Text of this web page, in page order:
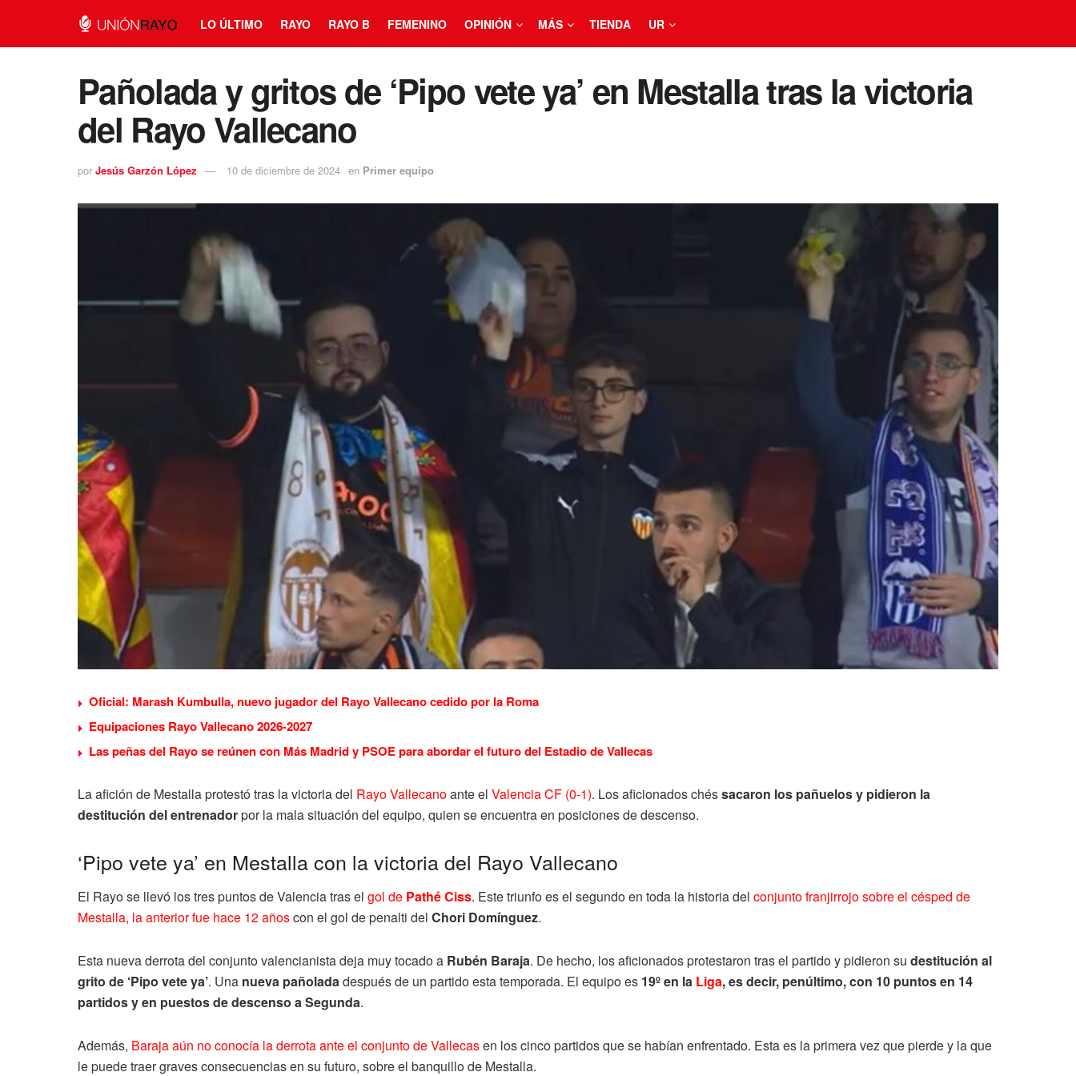
LO ÚLTIMO RAYO RAYO B FEMENINO OPINIÓN MÁS TIENDA UR
Pañolada y gritos de ‘Pipo vete ya’ en Mestalla tras la victoria
del Rayo Vallecano
por Jesús Garzón López 10 de diciembre de 2024 en Primer equipo
Oficial: Marash Kumbulla, nuevo jugador del Rayo Vallecano cedido por la Roma
Equipaciones Rayo Vallecano 2026-2027
Las peñas del Rayo se reúnen con Más Madrid y PSOE para abordar el futuro del Estadio de Vallecas
La afición de Mestalla protestó tras la victoria del Rayo Vallecanoante el Valencia CF (0-1). Los aficionados chéssacaron los pañuelos y pidieron la
destitución del entrenadorpor la mala situación del equipo, quien se encuentra en posiciones de descenso.
‘Pipo vete ya’ en Mestalla con la victoria del Rayo Vallecano
El Rayo se llevó los tres puntos de Valencia tras el gol de Pathé Ciss. Este triunfo es el segundo en toda la historia del conjunto franjirrojo sobre el césped de
Mestalla, la anterior fue hace 12 añoscon el gol de penalti del Chori Domínguez.
Esta nueva derrota del conjunto valencianista deja muy tocado a Rubén Baraja. De hecho, los aficionados protestaron tras el partido y pidieron su destitución al
grito de ‘Pipo vete ya’. Una nueva pañoladadespués de un partido esta temporada. El equipo es 19º en la Liga, es decir, penúltimo, con 10 puntos en 14
partidos y en puestos de descenso a Segunda.
Además, Baraja aún no conocía la derrota ante el conjunto de Vallecasen los cinco partidos que se habían enfrentado. Esta es la primera vez que pierde y la que
le puede traer graves consecuencias en su futuro, sobre el banquillo de Mestalla.